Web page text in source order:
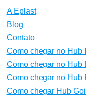
A Eplast
Blog
Contato
Como chegar no Hub
Como chegar no Hub
Como chegar no Hub
Como chegar Hub